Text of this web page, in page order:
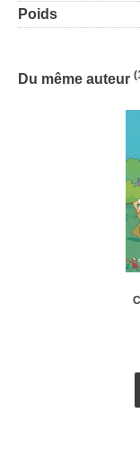
Poids
Du même auteur